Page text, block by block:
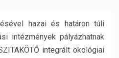
hazai és határon túli
intézmények pályázhatnak
integrált ökológiai